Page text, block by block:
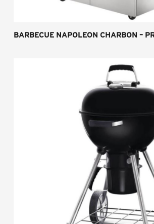
BARBECUE NAPOLEON CHARBON –